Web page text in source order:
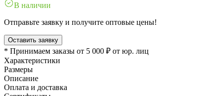
В наличии
Отправьте заявку и получите оптовые цены!
Оставить заявку
* Принимаем заказы от 5 000 ₽ от юр. лиц
Характеристики
Размеры
Описание
Оплата и доставка